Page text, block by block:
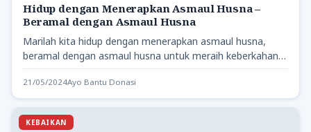
Hidup dengan Menerapkan Asmaul Husna –
Beramal dengan Asmaul Husna
Marilah kita hidup dengan menerapkan asmaul husna,
beramal dengan asmaul husna untuk meraih keberkahan
dan kebahagiaan sejati.
21/05/2024Ayo Bantu Donasi
KEBAIKAN